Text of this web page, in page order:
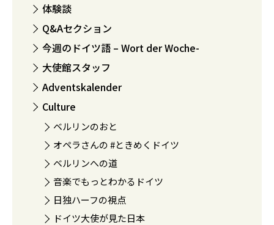
体験談
Q&Aセクション
今週のドイツ語 – Wort der Woche-
大使館スタッフ
Adventskalender
Culture
ベルリンのおと
オペラさんの #ときめくドイツ
ベルリンへの道
音楽でもっとわかるドイツ
日独ハーフの視点
ドイツ大使が見た日本